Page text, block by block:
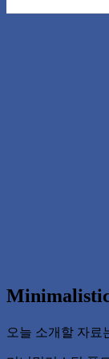
오늘 소개할 자료